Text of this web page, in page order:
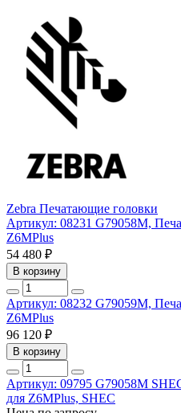
Zebra Печатающие головки
Артикул: 08231 G79058M,
Z6MPlus
54 480 ₽
В корзину
Артикул: 08232 G79059M,
Z6MPlus
96 120 ₽
В корзину
Артикул: 09795 G79058M
для Z6MPlus, SHEC